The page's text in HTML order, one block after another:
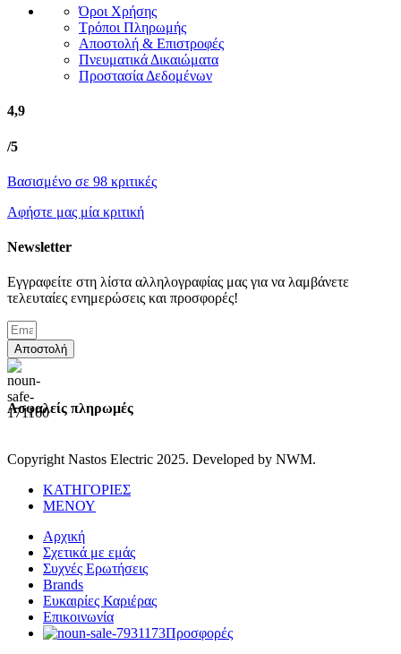
Όροι Χρήσης
Τρόποι Πληρωμής
Αποστολή & Επιστροφές
Πνευματικά Δικαιώματα
Προστασία Δεδομένων
4,9
/5
Βασισμένο σε 98 κριτικές
Αφήστε μας μία κριτική
Newsletter
Εγγραφείτε στη λίστα αλληλογραφίας μας για να λαμβάνετε
τελευταίες ενημερώσεις και προσφορές!
Αποστολή
Ασφαλείς πληρωμές
Copyright Nastos Electric 2025. Developed by NWM.
ΚΑΤΗΓΟΡΙΕΣ
ΜΕΝΟΥ
Αρχική
Σχετικά με εμάς
Συχνές Ερωτήσεις
Brands
Ευκαιρίες Καριέρας
Επικοινωνία
Προσφορές